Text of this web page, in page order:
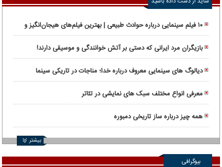
۱۰ فیلم سینمایی درباره حوادث طبیعی | بهترین فیلم‌های هیجان‌انگیز و
واقعی
بازیگران مرد ایرانی که دستی بر آتش خوانندگی و موسیقی دارند!
دیالوگ های سینمایی معروف درباره خدا؛ مناجات در تاریکی سینما
معرفی انواع مختلف سبک های نمایشی در تئاتر
همه چیز درباره ساز تاریخی دمبوره
بیشتر
بیوگرافی